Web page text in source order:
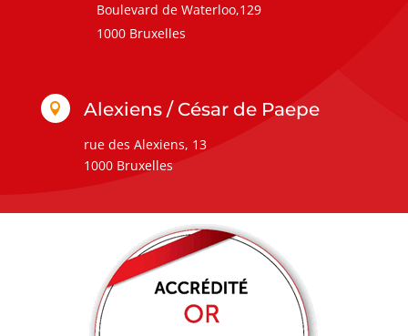
Boulevard de Waterloo,129
1000 Bruxelles
 Alexiens / César de Paepe
rue des Alexiens, 13
1000 Bruxelles